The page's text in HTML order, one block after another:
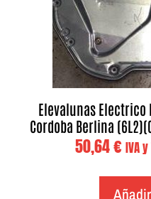
Elevalunas Electrico
Cordoba Berlina
50,64€ IVA